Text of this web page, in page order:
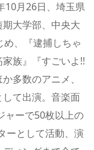
10月26日、埼玉県
大学部、中央大
、『逮捕しちゃ
族』『すごいよ!!
多数のアニメ、
て出演。音楽面
ャーで50枚以上の
ーとして活動、演